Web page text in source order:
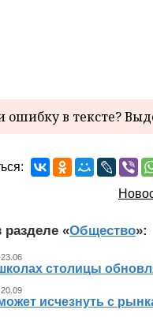
в тексте?
разделе «Общество»:
столицы
исчезнуть с